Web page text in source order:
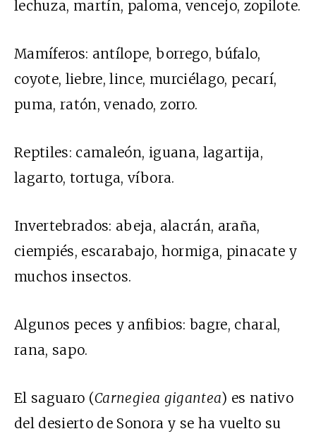
lechuza, martín, paloma, vencejo, zopilote.
Mamíferos: antílope, borrego, búfalo,
coyote, liebre, lince, murciélago, pecarí,
puma, ratón, venado, zorro.
Reptiles: camaleón, iguana, lagartija,
lagarto, tortuga, víbora.
Invertebrados: abeja, alacrán, araña,
ciempiés, escarabajo, hormiga, pinacate y
muchos insectos.
Algunos peces y anfibios: bagre, charal,
rana, sapo.
El saguaro (Carnegiea gigantea) es nativo
del desierto de Sonora y se ha vuelto su